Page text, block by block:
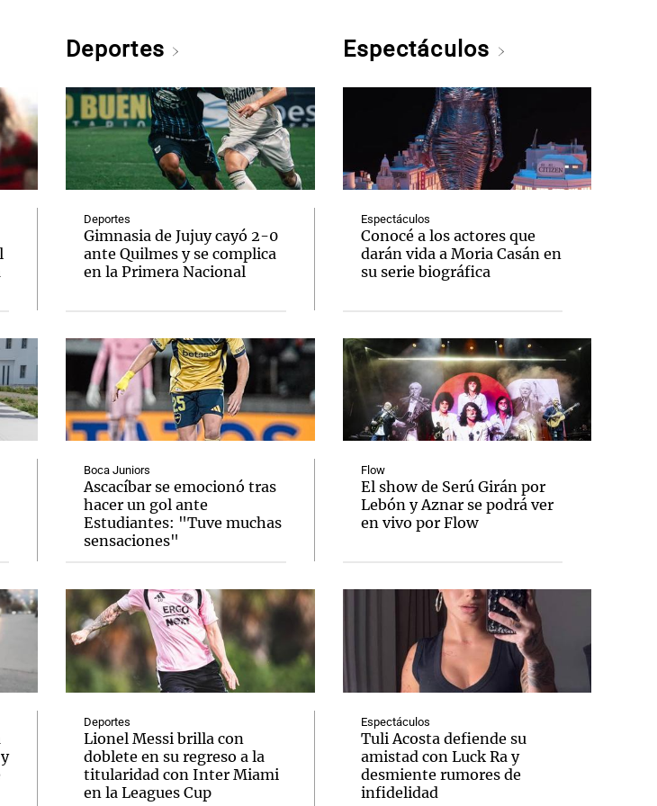
Deportes
Deportes
Gimnasia de Jujuy cayó 2-0
ante Quilmes y se complica
en la Primera Nacional
Boca Juniors
Ascacíbar se emocionó tras
hacer un gol ante
Estudiantes: "Tuve muchas
sensaciones"
Deportes
Lionel Messi brilla con
doblete en su regreso a la
titularidad con Inter Miami
en la Leagues Cup
Espectáculos
Espectáculos
Conocé a los actores que
darán vida a Moria Casán en
su serie biográfica
Flow
El show de Serú Girán por
Lebón y Aznar se podrá ver
en vivo por Flow
Espectáculos
Tuli Acosta defiende su
amistad con Luck Ra y
desmiente rumores de
infidelidad
El huracán de Arequito
Notas
Cadena 3 en Groenlandia
Notas